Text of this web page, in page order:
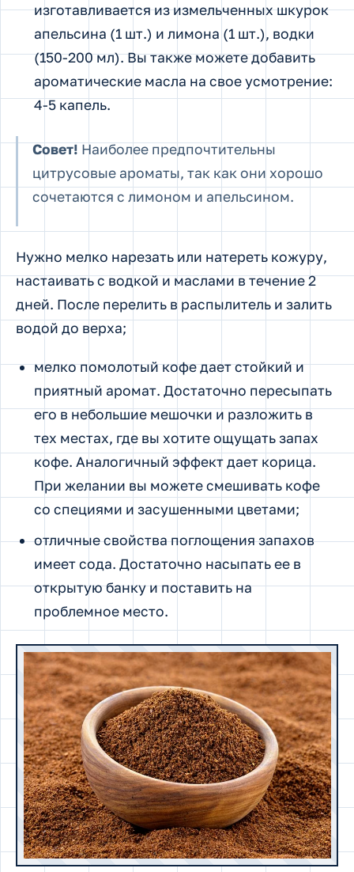
изготавливается из измельченных шкурок
апельсина (1 шт.) и лимона (1 шт.), водки
(150-200 мл). Вы также можете добавить
ароматические масла на свое усмотрение:
4-5 капель.
Совет! Наиболее предпочтительны
цитрусовые ароматы, так как они хорошо
сочетаются с лимоном и апельсином.
Нужно мелко нарезать или натереть кожуру,
настаивать с водкой и маслами в течение 2
дней. После перелить в распылитель и залить
водой до верха;
мелко помолотый кофе дает стойкий и
приятный аромат. Достаточно пересыпать
его в небольшие мешочки и разложить в
тех местах, где вы хотите ощущать запах
кофе. Аналогичный эффект дает корица.
При желании вы можете смешивать кофе
со специями и засушенными цветами;
отличные свойства поглощения запахов
имеет сода. Достаточно насыпать ее в
открытую банку и поставить на
проблемное место.